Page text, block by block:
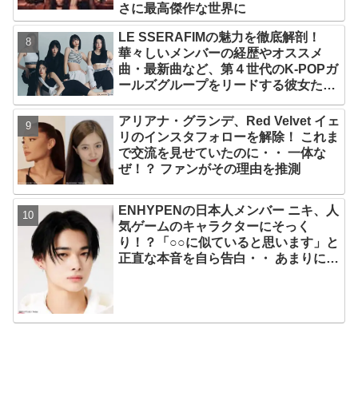
さに最高傑作な世界に
LE SSERAFIMの魅力を徹底解剖！
華々しいメンバーの経歴やオススメ
曲・最新曲など、第４世代のK-POPガ
ールズグループをリードする彼女たち
アリアナ・グランデ、Red Velvet イェ
リのインスタフォローを解除！ これま
で交流を見せていたのに・・ 一体な
ぜ！？ ファンがその理由を推測
ENHYPENの日本人メンバー ニキ、人
気ゲームのキャラクターにそっく
り！？「○○に似ていると思います」と
正直な本音を自ら告白・・ あまりにも